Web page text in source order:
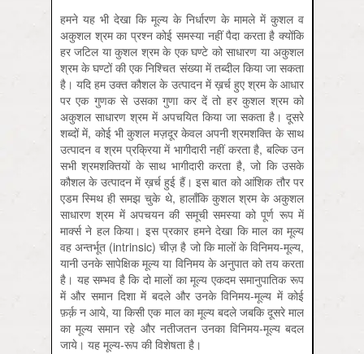
हमने यह भी देखा कि मूल्य के निर्धारण के मामले में कुशल व
अकुशल श्रम का प्रश्न कोई समस्या नहीं पैदा करता है क्योंकि
हर जटिल या कुशल श्रम के एक घण्टे को साधारण या अकुशल
श्रम के घण्टों की एक निश्चित संख्या में तब्दील किया जा सकता
है। यदि हम उक्त कौशल के उत्पादन में ख़र्च हुए श्रम के आधार
पर एक गुणक से उसका गुणा कर दें तो हर कुशल श्रम को
अकुशल साधारण श्रम में अपचयित किया जा सकता है। दूसरे
शब्दों में, कोई भी कुशल मज़दूर केवल अपनी श्रमशक्ति के साथ
उत्पादन व श्रम प्रक्रिया में भागीदारी नहीं करता है, बल्कि उन
सभी श्रमशक्तियों के साथ भागीदारी करता है, जो कि उसके
कौशल के उत्पादन में ख़र्च हुई हैं। इस बात को आंशिक तौर पर
एडम स्मिथ ही समझ चुके थे, हालाँकि कुशल श्रम के अकुशल
साधारण श्रम में अपचयन की समूची समस्या को पूर्ण रूप में
मार्क्स ने हल किया। इस प्रकार हमने देखा कि माल का मूल्य
वह अन्तर्भूत (intrinsic) चीज़ है जो कि मालों के विनिमय-मूल्य,
यानी उनके सापेक्षिक मूल्य या विनिमय के अनुपात को तय करता
है। यह सम्भव है कि दो मालों का मूल्य एकदम समानुपातिक रूप
में और समान दिशा में बदले और उनके विनिमय-मूल्य में कोई
फ़र्क़ न आये, या किसी एक माल का मूल्य बदले जबकि दूसरे माल
का मूल्य समान रहे और नतीजतन उनका विनिमय-मूल्य बदल
जाये। यह मूल्य-रूप की विशेषता है।